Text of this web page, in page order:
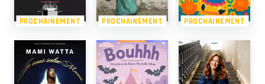
PROCHAINEMENT PROCHAINEMENT PROCHAINEMENT